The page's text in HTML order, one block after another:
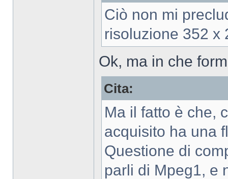
Ciò non mi
risoluzione 352 x
Ok, ma in che
Cita:
Ma il fatto è che,
acquisito ha una
Questione di
parli di Mpeg1, e